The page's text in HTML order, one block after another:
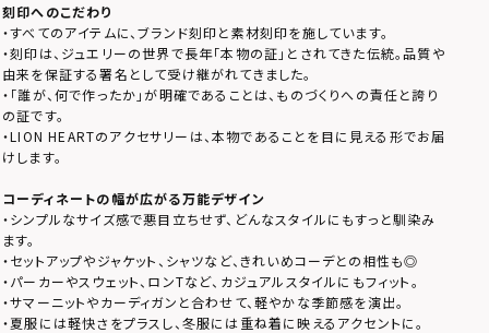
刻印へのこだわり
・すべてのアイテムに、ブランド刻印と素材刻印を施しています。
・刻印は、ジュエリーの世界で長年「本物の証」とされてきた伝統。品質や
由来を保証する署名として受け継がれてきました。
・「誰が、何で作ったか」が明確であることは、ものづくりへの責任と誇り
の証です。
・LION HEARTのアクセサリーは、本物であることを目に見える形でお届
けします。
コーディネートの幅が広がる万能デザイン
・シンプルなサイズ感で悪目立ちせず、どんなスタイルにもすっと馴染み
ます。
・セットアップやジャケット、シャツなど、きれいめコーデとの相性も◎
・パーカーやスウェット、ロンTなど、カジュアルスタイルにもフィット。
・サマーニットやカーディガンと合わせて、軽やかな季節感を演出。
・夏服には軽快さをプラスし、冬服には重ね着に映えるアクセントに。